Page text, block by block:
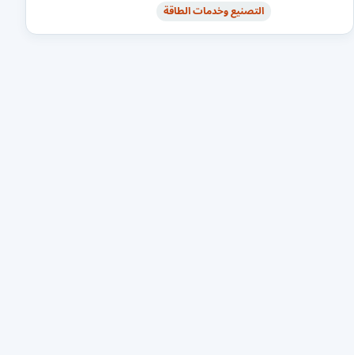
التصنيع وخدمات الطاقة